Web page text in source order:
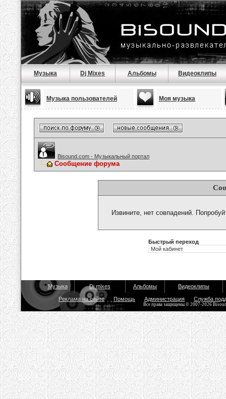
Музыка Dj Mixes Альбомы Видеоклипы
Музыка пользователей Моя музыка
Bisound.com - Музыкальный портал
Сообщение форума
Извините, нет совпадений.
Быстрый переход
Музыка Dj mixes Альбомы Видеоклипы
Реклама на сайте Помощь Администрация Служба
Все права защищены © 2007-2026